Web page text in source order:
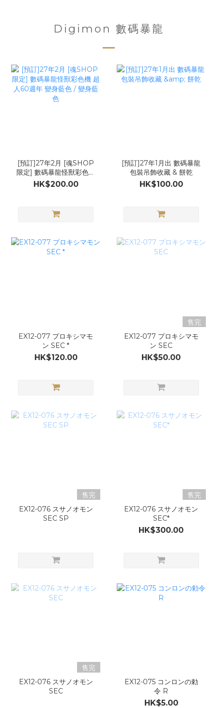
Digimon 數碼暴龍
[預訂]27年2月 [魂SHOP
限定] 數碼暴龍怪獸彩色機
超人60週年 變身藍色 / 變
HK$200.00
[預訂]27年1月出 數碼暴龍
包裝吊飾收藏 & 餅乾
HK$100.00
EX12-077 プロキシマモ
ン SEC *
HK$120.00
售完
EX12-077 プロキシマモ
ン SEC
HK$50.00
售完
EX12-076 スサノオモン
SEC SP
售完
EX12-076 スサノオモン
SEC*
HK$300.00
售完
EX12-076 スサノオモン
SEC
EX12-075 コンロンの勅
令 R
HK$5.00